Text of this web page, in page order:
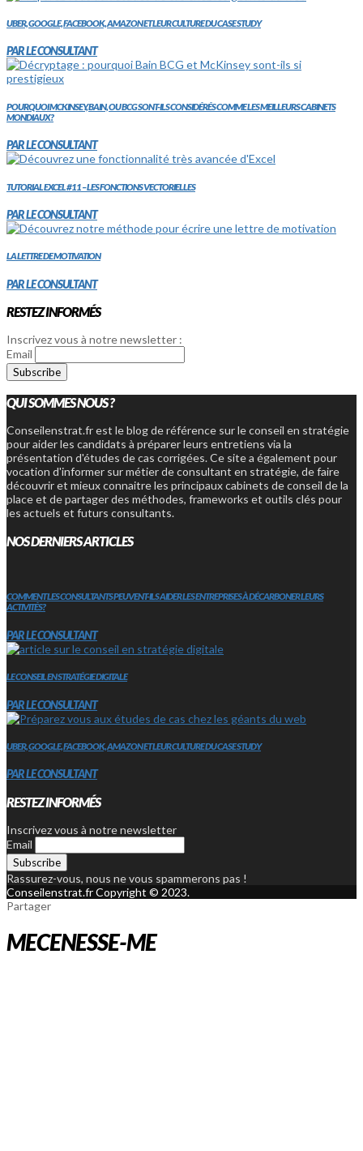
UBER, GOOGLE, FACEBOOK, AMAZON ET LEUR CULTURE DU CASE STUDY
PAR LE CONSULTANT
POURQUOI MCKINSEY, BAIN, OU BCG SONT-ILS CONSIDÉRÉS COMME LES MEILLEURS CABINETS
MONDIAUX?
PAR LE CONSULTANT
TUTORIAL EXCEL #11 – LES FONCTIONS VECTORIELLES
PAR LE CONSULTANT
LA LETTRE DE MOTIVATION
PAR LE CONSULTANT
RESTEZ INFORMÉS
Inscrivez vous à notre newsletter :
Email
QUI SOMMES NOUS ?
Conseilenstrat.fr est le blog de référence sur le conseil en stratégie
pour aider les candidats à préparer leurs entretiens via la
présentation d'études de cas corrigées. Ce site a également pour
vocation d'informer sur métier de consultant en stratégie, de faire
découvrir et mieux connaitre les principaux cabinets de conseil de la
place et de partager des méthodes, frameworks et outils clés pour
les actuels et futurs consultants.
NOS DERNIERS ARTICLES
COMMENT LES CONSULTANTS PEUVENT-ILS AIDER LES ENTREPRISES À DÉCARBONER LEURS
ACTIVITÉS?
PAR LE CONSULTANT
LE CONSEIL EN STRATÉGIE DIGITALE
PAR LE CONSULTANT
UBER, GOOGLE, FACEBOOK, AMAZON ET LEUR CULTURE DU CASE STUDY
PAR LE CONSULTANT
RESTEZ INFORMÉS
Inscrivez vous à notre newsletter
Email
Rassurez-vous, nous ne vous spammerons pas !
Conseilenstrat.fr Copyright © 2023.
Partager
MECENESSE-ME